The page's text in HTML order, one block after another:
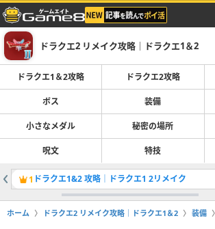
ドラクエ2 リメイク攻略｜ドラクエ1＆2
ドラクエ1＆2攻略 ドラクエ2攻略
ボス 装備
小さなメダル 秘密の場所
呪文 特技
1 ドラクエ1&2 攻略｜ドラクエ1 2リメイク
ホーム ドラクエ2 リメイク攻略｜ドラクエ1＆2 装備